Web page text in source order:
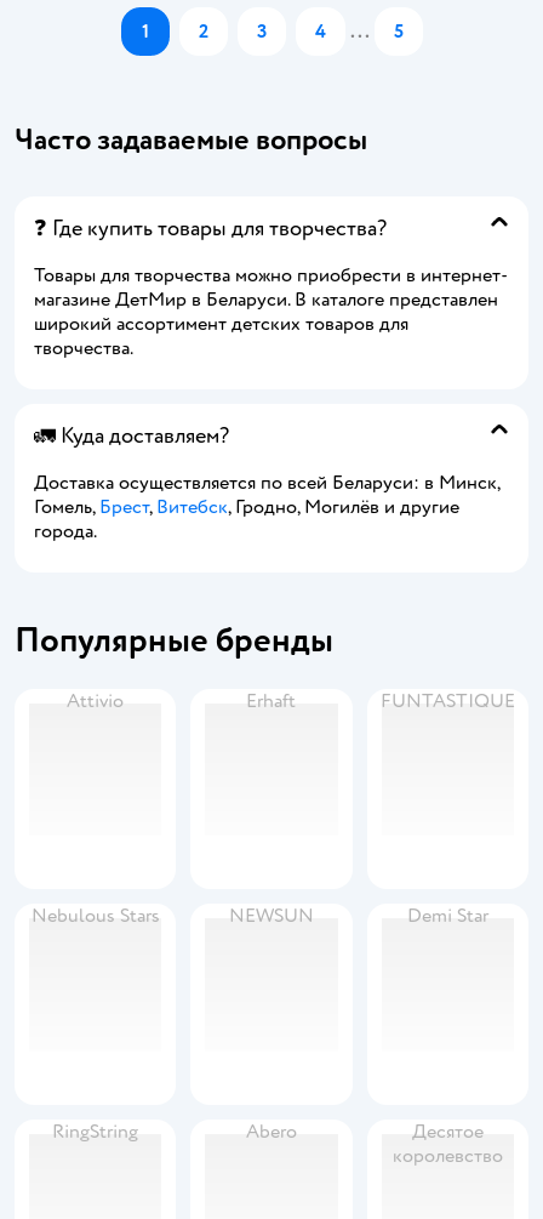
1 2 3 4 ... 5
Часто задаваемые вопросы
❓ Где купить товары для творчества?
Товары для творчества можно приобрести в интернет-
магазине ДетМир в Беларуси. В каталоге представлен
широкий ассортимент детских товаров для
творчества.
🚛 Куда доставляем?
Доставка осуществляется по всей Беларуси: в Минск,
Гомель, Брест, Витебск, Гродно, Могилёв и другие
города.
Популярные бренды
Attivio Erhaft FUNTASTIQUE
Nebulous Stars NEWSUN Demi Star
RingString Abero
Десятое
королевство